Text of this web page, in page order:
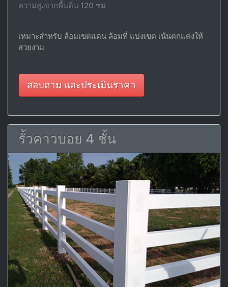
ความสูงจากพื้นดิน 120 ซม
เหมาะสำหรับ ล้อมเขตแดน ล้อมที่ แบ่งเขต เน้นตกแต่งให้
สวยงาม
สอบถาม และประเมินราคา
รั้วคาวบอย 4 ชั้น